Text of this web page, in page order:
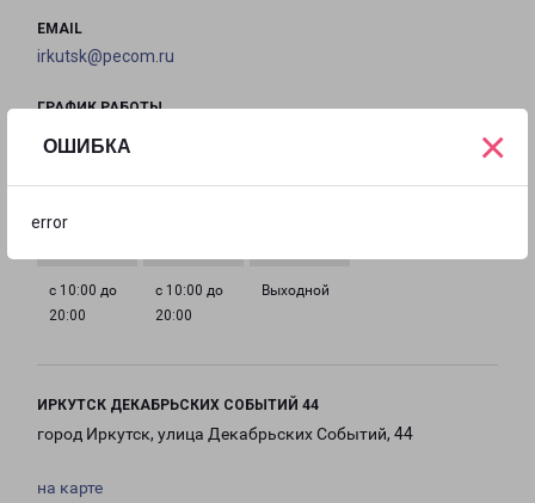
ОШИБКА
error
×
EMAIL
irkutsk@pecom.ru
ГРАФИК РАБОТЫ
с 10:00 до
с 10:00 до
с 10:00 до
с 10:00 до
с 10:00 до
20:00
с 10:00 до
20:00
Выходной
ИРКУТСК ДЕКАБРЬСКИХ СОБЫТИЙ 44
город Иркутск, улица Декабрьских Событий, 44
на карте